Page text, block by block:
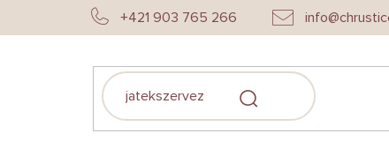
+421 903 765 266
KERESÉS